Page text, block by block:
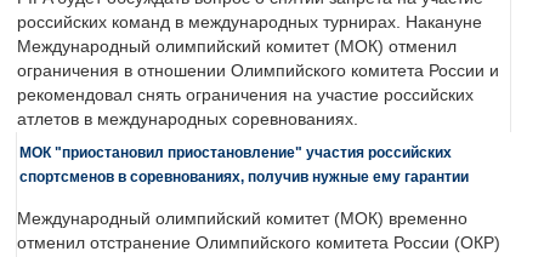
российских команд в международных турнирах. Накануне
Международный олимпийский комитет (МОК) отменил
ограничения в отношении Олимпийского комитета России и
рекомендовал снять ограничения на участие российских
атлетов в международных соревнованиях.
МОК "приостановил приостановление" участия российских
спортсменов в соревнованиях, получив нужные ему гарантии
Международный олимпийский комитет (МОК) временно
отменил отстранение Олимпийского комитета России (ОКР)